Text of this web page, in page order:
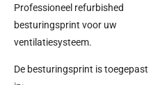
Professioneel refurbished
besturingsprint voor uw
ventilatiesysteem.
De besturingsprint is toegepast